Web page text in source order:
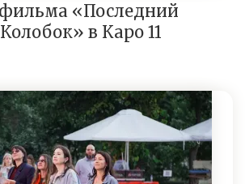
«Последний
в Каро 11